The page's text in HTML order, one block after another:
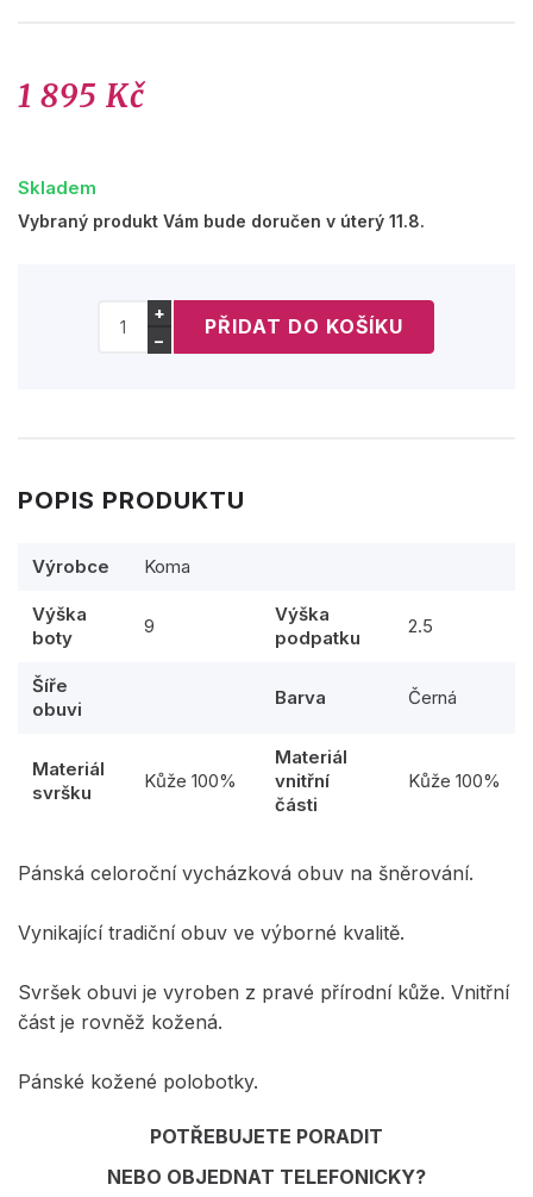
1 895 Kč
Skladem
Vybraný produkt Vám bude doručen v úterý 11.8.
+
−
POPIS PRODUKTU
Výrobce Koma
Výška
boty
9
Výška
podpatku
2.5
Šíře
obuvi
Barva Černá
Materiál
svršku
Kůže 100%
Materiál
vnitřní
části
Kůže 100%
Pánská celoroční vycházková obuv na šněrování.
Vynikající tradiční obuv ve výborné kvalitě.
Svršek obuvi je vyroben z pravé přírodní kůže. Vnitřní
část je rovněž kožená.
Pánské kožené polobotky.
POTŘEBUJETE PORADIT
NEBO OBJEDNAT TELEFONICKY?